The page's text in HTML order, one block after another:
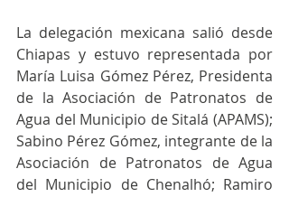
La delegación mexicana salió desde
Chiapas y estuvo representada por
María Luisa Gómez Pérez, Presidenta
de la Asociación de Patronatos de
Agua del Municipio de Sitalá (APAMS);
Sabino Pérez Gómez, integrante de la
Asociación de Patronatos de Agua
del Municipio de Chenalhó; Ramiro